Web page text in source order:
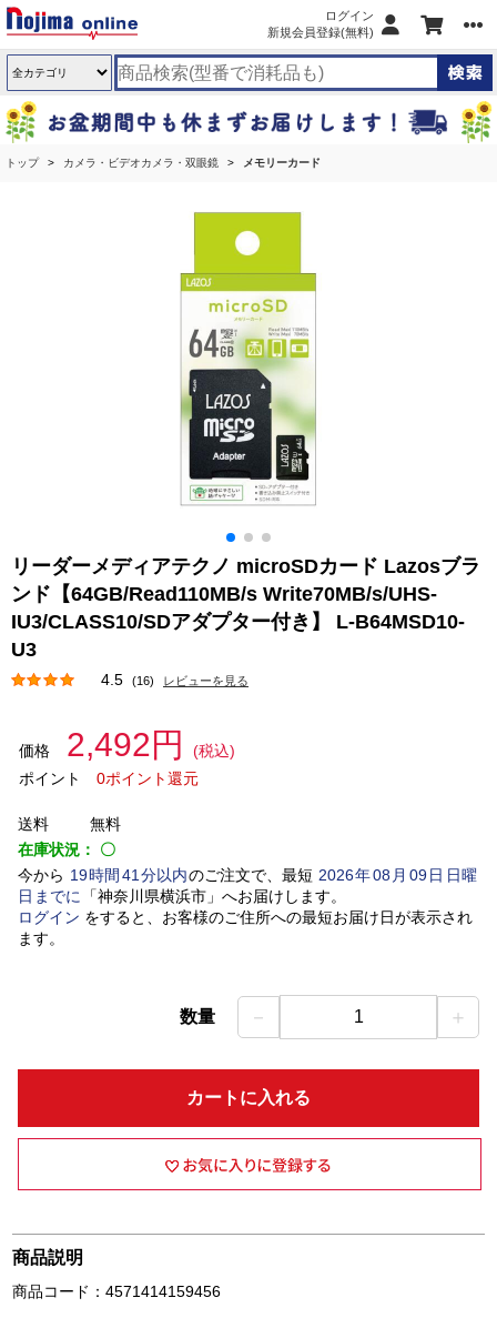
ログイン
新規会員登録(無料)
トップ カメラ・ビデオカメラ・双眼鏡 メモリーカード
リーダーメディアテクノ microSDカード Lazosブラ
ンド【64GB/Read110MB/s Write70MB/s/UHS-
IU3/CLASS10/SDアダプター付き】 L-B64MSD10-
U3
4.5 (16) レビューを見る
価格 2,492円
(税込)
ポイント
0ポイント還元
送料
無料
在庫状況： 〇
今から 19時間 41 分以内のご注文で、最短 2026年08 月 09日日曜
日 までに 「神奈川県横浜市」 へお届けします。
ログイン をすると、お客様のご住所への最短お届け日が表示され
ます。
数量 － 1 ＋
カートに入れる
商品説明
商品コード：4571414159456